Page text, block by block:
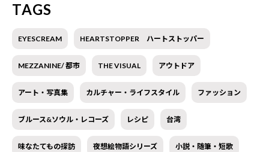
TAGS
EYESCREAM HEARTSTOPPER ハートストッパー
MEZZANINE/ 都市 THE VISUAL アウトドア
アート・写真集 カルチャー・ライフスタイル ファッション
ブルース&ソウル・レコーズ レシピ 台湾
味なたてもの探訪 夜想絵物語シリーズ 小説・随筆・短歌